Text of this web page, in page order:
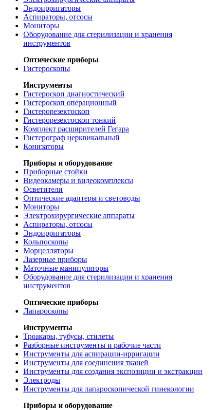
Эндоирригаторы
Аспираторы, отсосы
Мониторы
Оборудование для стерилизации и хранения
инструментов
Оптические приборы
Гистероскопы
Инструменты
Гистероскоп диагностический
Гистероскоп операционный
Гистерорезектоскоп
Гистерорезектоскоп тонкий
Комплект расширителей Гегара
Гистерограф церквикальный
Конизаторы
Приборы и оборудование
Приборные стойки
Видеокамеры и видеокомплексы
Осветители
Оптические адаптеры и световоды
Мониторы
Электрохирургические аппараты
Аспираторы, отсосы
Эндоирригаторы
Кольпоскопы
Морцелляторы
Лазерные приборы
Маточные манипуляторы
Оборудование для стерилизации и хранения
инструментов
Оптические приборы
Лапароскопы
Инструменты
Троакары, тубусы, стилеты
Разборные инструменты и рабочие части
Инструменты для аспирации-ирригации
Инструменты для соединения тканей
Инструменты для создания экспозиции и экстракции
Электроды
Инструменты для лапароскопической гинекологии
Приборы и оборудование